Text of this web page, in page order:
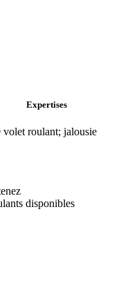
Expertises
roulant; jalousie
disponibles